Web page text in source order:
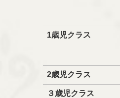
1歳児クラス
2歳児クラス
３歳児クラス